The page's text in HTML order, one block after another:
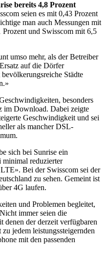
bereits 4,8 Prozent
seien es mit 0,43 Prozent
man auch Messungen mit
und Swisscom mit 6,5
umso mehr, als der Betreiber
auf die Dörfer
Städte
besonders
im Download. Dabei zeigte
Geschwindigkeit und sei
als mancher DSL-
sich bei Sunrise ein
minimal reduzierter
Bei der Swisscom sei der
zu sehen. Gemeint ist
4G laufen.
und Problemen begleitet,
immer seien die
denen der derzeit verfügbaren
jedem leistungssteigernden
mit den passenden